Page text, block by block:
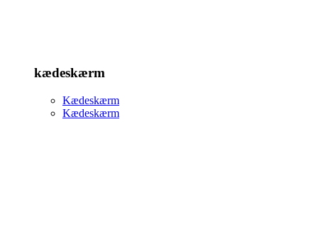
kædeskærm
Kædeskærm
Kædeskærm